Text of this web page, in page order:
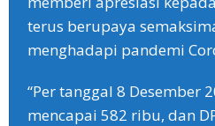
terus berupaya
menghadapi pandemi
“Per tanggal 8 Desember
mencapai 582 ribu, dan